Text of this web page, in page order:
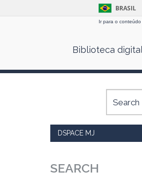
BRASIL
Ir para o conteúdo
Biblioteca
DSPACE MJ
SEARCH